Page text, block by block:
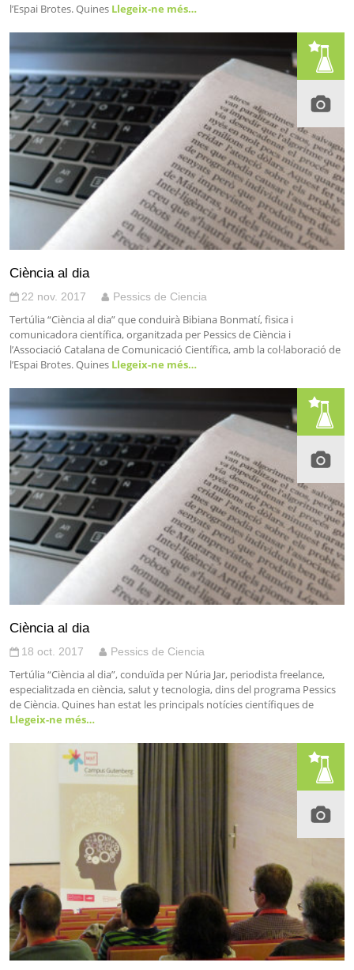
l’Espai Brotes. Quines Llegeix-ne més…
Ciència al dia
22 nov. 2017 Pessics de Ciencia
Tertúlia “Ciència al dia” que conduirà Bibiana Bonmatí, fisica i
comunicadora científica, organitzada per Pessics de Ciència i
l’Associació Catalana de Comunicació Científica, amb la col·laboració de
l’Espai Brotes. Quines Llegeix-ne més…
Ciència al dia
18 oct. 2017 Pessics de Ciencia
Tertúlia “Ciència al dia”, conduïda per Núria Jar, periodista freelance,
especialitzada en ciència, salut y tecnologia, dins del programa Pessics
de Ciència. Quines han estat les principals notícies científiques de
Llegeix-ne més…